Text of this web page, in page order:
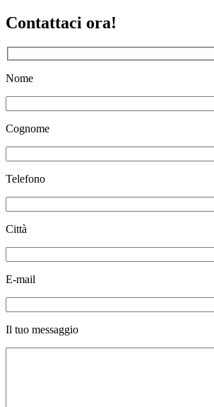
Contattaci ora!
Nome
Cognome
Telefono
Città
E-mail
Il tuo messaggio